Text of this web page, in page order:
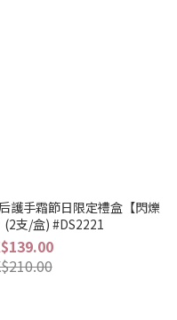
護手霜節日限定禮盒【閃爍
支/盒) #DS2221